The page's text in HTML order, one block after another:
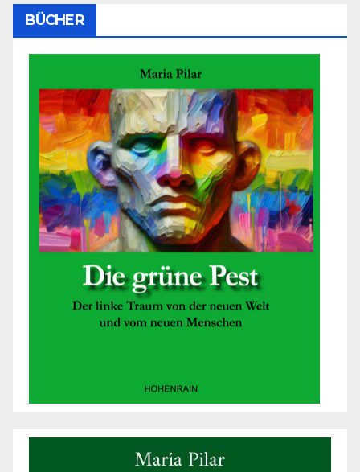
BÜCHER